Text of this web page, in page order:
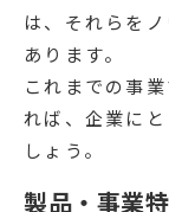
は、それらを
あります。
これまでの事
れば、企業に
しょう。
製品・事業